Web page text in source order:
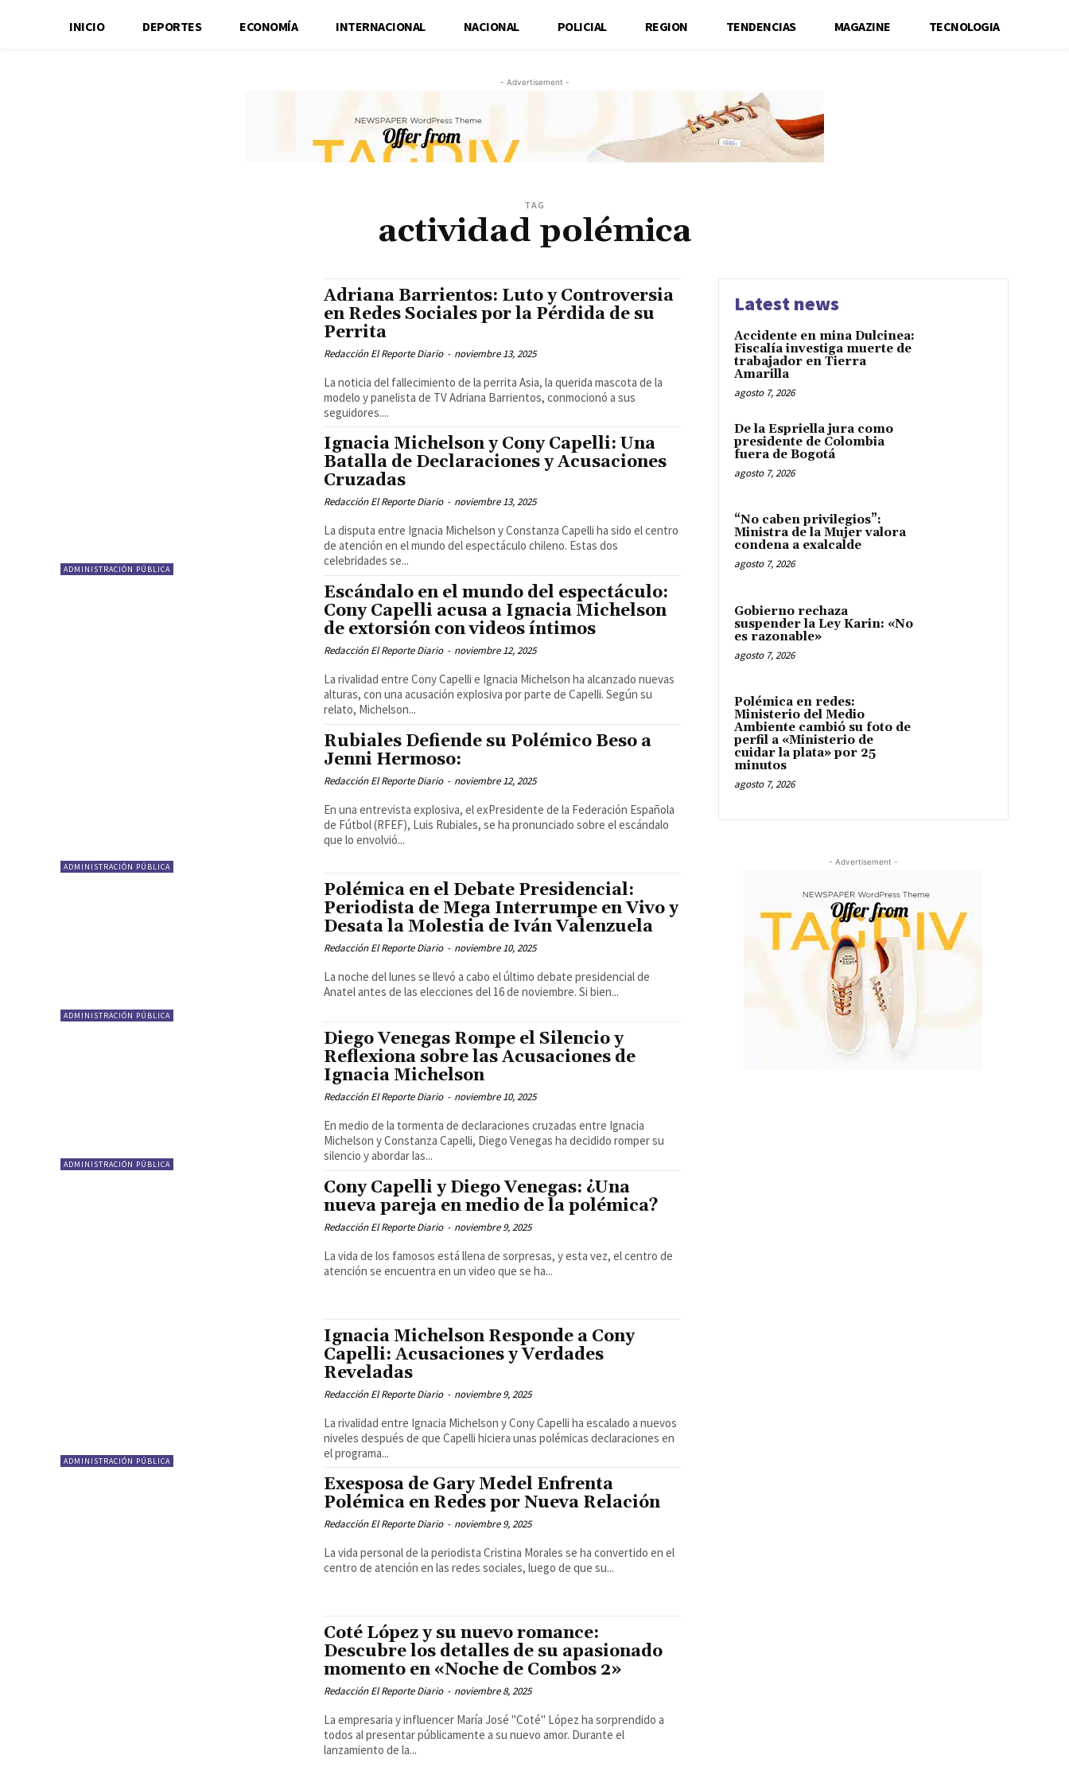
INICIO DEPORTES ECONOMÍA INTERNACIONAL NACIONAL POLICIAL REGION TENDENCIAS MAGAZINE TECNOLOGIA
- Advertisement -
TAG
actividad polémica
Adriana Barrientos: Luto y Controversia
en Redes Sociales por la Pérdida de su
Perrita
Redacción El Reporte Diario - noviembre 13, 2025
La noticia del fallecimiento de la perrita Asia, la querida mascota de la
modelo y panelista de TV Adriana Barrientos, conmocionó a sus
seguidores....
ADMINISTRACIÓN PÚBLICA
Ignacia Michelson y Cony Capelli: Una
Batalla de Declaraciones y Acusaciones
Cruzadas
Redacción El Reporte Diario - noviembre 13, 2025
La disputa entre Ignacia Michelson y Constanza Capelli ha sido el centro
de atención en el mundo del espectáculo chileno. Estas dos
celebridades se...
Escándalo en el mundo del espectáculo:
Cony Capelli acusa a Ignacia Michelson
de extorsión con videos íntimos
Redacción El Reporte Diario - noviembre 12, 2025
La rivalidad entre Cony Capelli e Ignacia Michelson ha alcanzado nuevas
alturas, con una acusación explosiva por parte de Capelli. Según su
relato, Michelson...
ADMINISTRACIÓN PÚBLICA
Rubiales Defiende su Polémico Beso a
Jenni Hermoso:
Redacción El Reporte Diario - noviembre 12, 2025
En una entrevista explosiva, el exPresidente de la Federación Española
de Fútbol (RFEF), Luis Rubiales, se ha pronunciado sobre el escándalo
que lo envolvió...
ADMINISTRACIÓN PÚBLICA
Polémica en el Debate Presidencial:
Periodista de Mega Interrumpe en Vivo y
Desata la Molestia de Iván Valenzuela
Redacción El Reporte Diario - noviembre 10, 2025
La noche del lunes se llevó a cabo el último debate presidencial de
Anatel antes de las elecciones del 16 de noviembre. Si bien...
ADMINISTRACIÓN PÚBLICA
Diego Venegas Rompe el Silencio y
Reflexiona sobre las Acusaciones de
Ignacia Michelson
Redacción El Reporte Diario - noviembre 10, 2025
En medio de la tormenta de declaraciones cruzadas entre Ignacia
Michelson y Constanza Capelli, Diego Venegas ha decidido romper su
silencio y abordar las...
Cony Capelli y Diego Venegas: ¿Una
nueva pareja en medio de la polémica?
Redacción El Reporte Diario - noviembre 9, 2025
La vida de los famosos está llena de sorpresas, y esta vez, el centro de
atención se encuentra en un video que se ha...
ADMINISTRACIÓN PÚBLICA
Ignacia Michelson Responde a Cony
Capelli: Acusaciones y Verdades
Reveladas
Redacción El Reporte Diario - noviembre 9, 2025
La rivalidad entre Ignacia Michelson y Cony Capelli ha escalado a nuevos
niveles después de que Capelli hiciera unas polémicas declaraciones en
el programa...
Exesposa de Gary Medel Enfrenta
Polémica en Redes por Nueva Relación
Redacción El Reporte Diario - noviembre 9, 2025
La vida personal de la periodista Cristina Morales se ha convertido en el
centro de atención en las redes sociales, luego de que su...
Coté López y su nuevo romance:
Descubre los detalles de su apasionado
momento en «Noche de Combos 2»
Redacción El Reporte Diario - noviembre 8, 2025
La empresaria y influencer María José "Coté" López ha sorprendido a
todos al presentar públicamente a su nuevo amor. Durante el
lanzamiento de la...
Latest news
Accidente en mina Dulcinea:
Fiscalía investiga muerte de
trabajador en Tierra
Amarilla
agosto 7, 2026
De la Espriella jura como
presidente de Colombia
fuera de Bogotá
agosto 7, 2026
“No caben privilegios”:
Ministra de la Mujer valora
condena a exalcalde
agosto 7, 2026
Gobierno rechaza
suspender la Ley Karin: «No
es razonable»
agosto 7, 2026
Polémica en redes:
Ministerio del Medio
Ambiente cambió su foto de
perfil a «Ministerio de
cuidar la plata» por 25
minutos
agosto 7, 2026
- Advertisement -